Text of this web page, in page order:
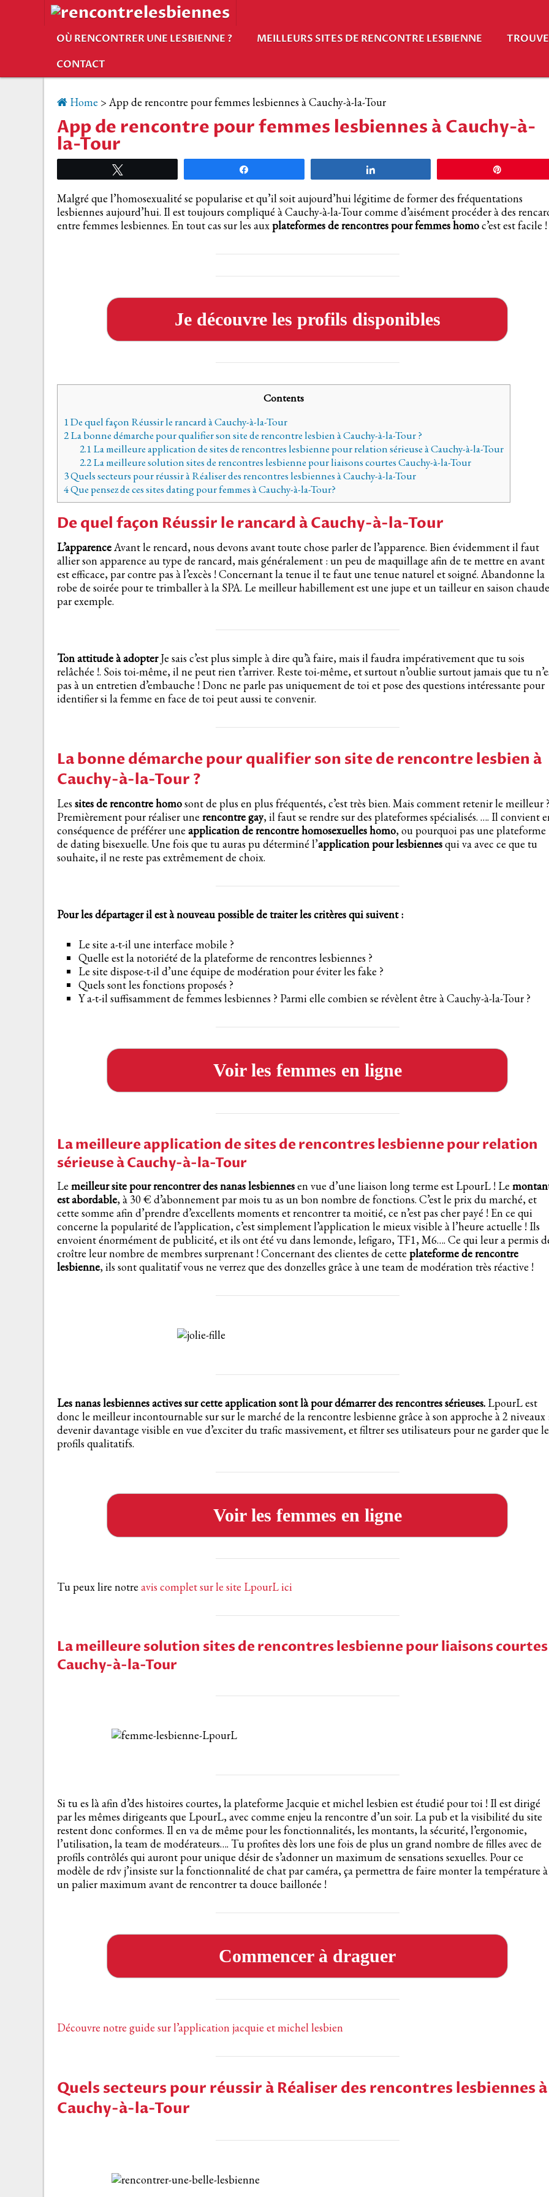
OÙ RENCONTRER UNE LESBIENNE ? MEILLEURS SITES DE RENCONTRE LESBIENNE
CONTACT
Home >App de rencontre pour femmes lesbiennes à Cauchy-à-la-Tour
App de rencontre pour femmes lesbiennes à Cauchy-à-
la-Tour
Malgré que l’homosexualité se popularise et qu’il soit aujourd’hui légitime de former des fréquentations
lesbiennes aujourd’hui. Il est toujours compliqué à Cauchy-à-la-Tour comme d’aisément procéder à des
entre femmes lesbiennes. En tout cas sur les auxplateformes de rencontres pour femmes homoc’est est facile !
Je découvre les profils disponibles
Contents
1De quel façon Réussir le rancard à Cauchy-à-la-Tour
2La bonne démarche pour qualifier son site de rencontre lesbien à Cauchy-à-la-Tour ?
2.1 La meilleure application de sites de rencontres lesbienne pour relation sérieuse à Cauchy-à-la-Tour
2.2La meilleure solution sites de rencontres lesbienne pour liaisons courtes Cauchy-à-la-Tour
3Quels secteurs pour réussir à Réaliser des rencontres lesbiennes à Cauchy-à-la-Tour
4Que pensez de ces sites dating pour femmes à Cauchy-à-la-Tour?
De quel façon Réussir le rancard à Cauchy-à-la-Tour
L’apparenceAvant le rencard, nous devons avant toute chose parler de l’apparence. Bien évidemment il faut
allier son apparence au type de rancard, mais généralement : un peu de maquillage afin de te mettre en avant
est efficace, par contre pas à l’excès ! Concernant la tenue il te faut une tenue naturel et soigné. Abandonne la
robe de soirée pour te trimballer à la SPA. Le meilleur habillement est une jupe et un tailleur en saison
par exemple.
Ton attitude à adopterJe sais c’est plus simple à dire qu’à faire, mais il faudra impérativement que tu sois
relâchée !. Sois toi-même, il ne peut rien t’arriver. Reste toi-même, et surtout n’oublie surtout jamais que tu
pas à un entretien d’embauche ! Donc ne parle pas uniquement de toi et pose des questions intéressante pour
identifier si la femme en face de toi peut aussi te convenir.
La bonne démarche pour qualifier son site de rencontre lesbien à
Cauchy-à-la-Tour ?
Lessites de rencontre homosont de plus en plus fréquentés, c’est très bien. Mais comment retenir le meilleur
Premièrement pour réaliser unerencontre gay, il faut se rendre sur des plateformes spécialisés. …. Il convient
conséquence de préférer uneapplication de rencontre homosexuelles homo, ou pourquoi pas une plateforme
de dating bisexuelle. Une fois que tu auras pu déterminé l’application pour lesbiennesqui va avec ce que tu
souhaite, il ne reste pas extrêmement de choix.
Pour les départager il est à nouveau possible de traiter les critères qui suivent :
Le site a-t-il une interface mobile ?
Quelle est la notoriété de la plateforme de rencontres lesbiennes ?
Le site dispose-t-il d’une équipe de modération pour éviter les fake ?
Quels sont les fonctions proposés ?
Y a-t-il suffisamment de femmes lesbiennes ? Parmi elle combien se révèlent être à Cauchy-à-la-Tour ?
Voir les femmes en ligne
La meilleure application de sites de rencontres lesbienne pour relation
sérieuse à Cauchy-à-la-Tour
Lemeilleur site pour rencontrer des nanas lesbiennesen vue d’une liaison long terme est LpourL ! Le
est abordable, à 30 € d’abonnement par mois tu as un bon nombre de fonctions. C’est le prix du marché, et
cette somme afin d’prendre d’excellents moments et rencontrer ta moitié, ce n’est pas cher payé ! En ce qui
concerne la popularité de l’application, c’est simplement l’application le mieux visible à l’heure actuelle ! Ils
envoient énormément de publicité, et ils ont été vu dans lemonde, lefigaro, TF1, M6…. Ce qui leur a permis
croître leur nombre de membres surprenant ! Concernant des clientes de cetteplateforme de rencontre
lesbienne, ils sont qualitatif vous ne verrez que des donzelles grâce à une team de modération très réactive !
Les nanas lesbiennes actives sur cette application sont là pour démarrer des rencontres sérieuses. LpourL est
donc le meilleur incontournable sur sur le marché de la rencontre lesbienne grâce à son approche à 2 niveaux
devenir davantage visible en vue d’exciter du trafic massivement, et filtrer ses utilisateurs pour ne garder que
profils qualitatifs.
Voir les femmes en ligne
Tu peux lire notreavis complet sur le site LpourL ici
La meilleure solution sites de rencontres lesbienne pour liaisons courtes
Cauchy-à-la-Tour
Si tu es là afin d’des histoires courtes, la plateforme Jacquie et michel lesbien est étudié pour toi ! Il est dirigé
par les mêmes dirigeants que LpourL, avec comme enjeu la rencontre d’un soir. La pub et la visibilité du site
restent donc conformes. Il en va de même pour les fonctionnalités, les montants, la sécurité, l’ergonomie,
l’utilisation, la team de modérateurs…. Tu profites dès lors une fois de plus un grand nombre de filles avec de
profils contrôlés qui auront pour unique désir de s’adonner un maximum de sensations sexuelles. Pour ce
modèle de rdv j’insiste sur la fonctionnalité de chat par caméra, ça permettra de faire monter la température à
un palier maximum avant de rencontrer ta douce baillonée !
Commencer à draguer
Découvre notre guide sur l’application jacquie et michel lesbien
Quels secteurs pour réussir à Réaliser des rencontres lesbiennes à
Cauchy-à-la-Tour